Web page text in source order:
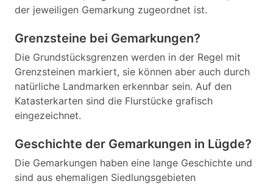
der jeweiligen Gemarkung zugeordnet ist.
Grenzsteine bei Gemarkungen?
Die Grundstücksgrenzen werden in der Regel mit
Grenzsteinen markiert, sie können aber auch durch
natürliche Landmarken erkennbar sein. Auf den
Katasterkarten sind die Flurstücke grafisch
eingezeichnet.
Geschichte der Gemarkungen in Lügde?
Die Gemarkungen haben eine lange Geschichte und
sind aus ehemaligen Siedlungsgebieten